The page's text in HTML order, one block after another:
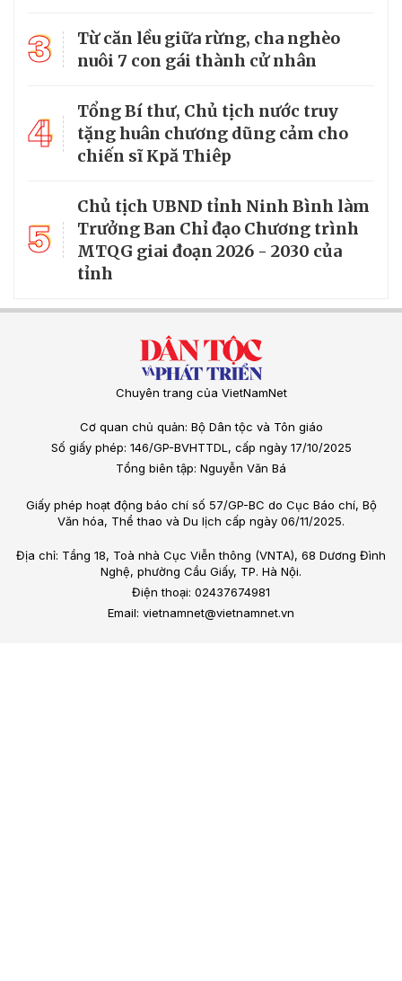
3
Từ căn lều giữa rừng, cha nghèo
nuôi 7 con gái thành cử nhân
4
Tổng Bí thư, Chủ tịch nước truy
tặng huân chương dũng cảm cho
chiến sĩ Kpă Thiêp
5
Chủ tịch UBND tỉnh Ninh Bình làm
Trưởng Ban Chỉ đạo Chương trình
MTQG giai đoạn 2026 - 2030 của
tỉnh
Chuyên trang của VietNamNet
Cơ quan chủ quản: Bộ Dân tộc và Tôn giáo
Số giấy phép: 146/GP-BVHTTDL, cấp ngày 17/10/2025
Tổng biên tập: Nguyễn Văn Bá
Giấy phép hoạt động báo chí số 57/GP-BC do Cục Báo chí, Bộ
Văn hóa, Thể thao và Du lịch cấp ngày 06/11/2025.
Địa chỉ: Tầng 18, Toà nhà Cục Viễn thông (VNTA), 68 Dương Đình
Nghệ, phường Cầu Giấy, TP. Hà Nội.
Điện thoại: 02437674981
Email: vietnamnet@vietnamnet.vn